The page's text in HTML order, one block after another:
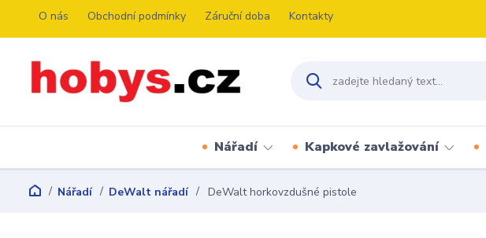
O nás Obchodní podmínky Záruční doba Kontakty
Nářadí Kapkové zavlažování
Nářadí DeWalt nářadí DeWalt horkovzdušné pistole